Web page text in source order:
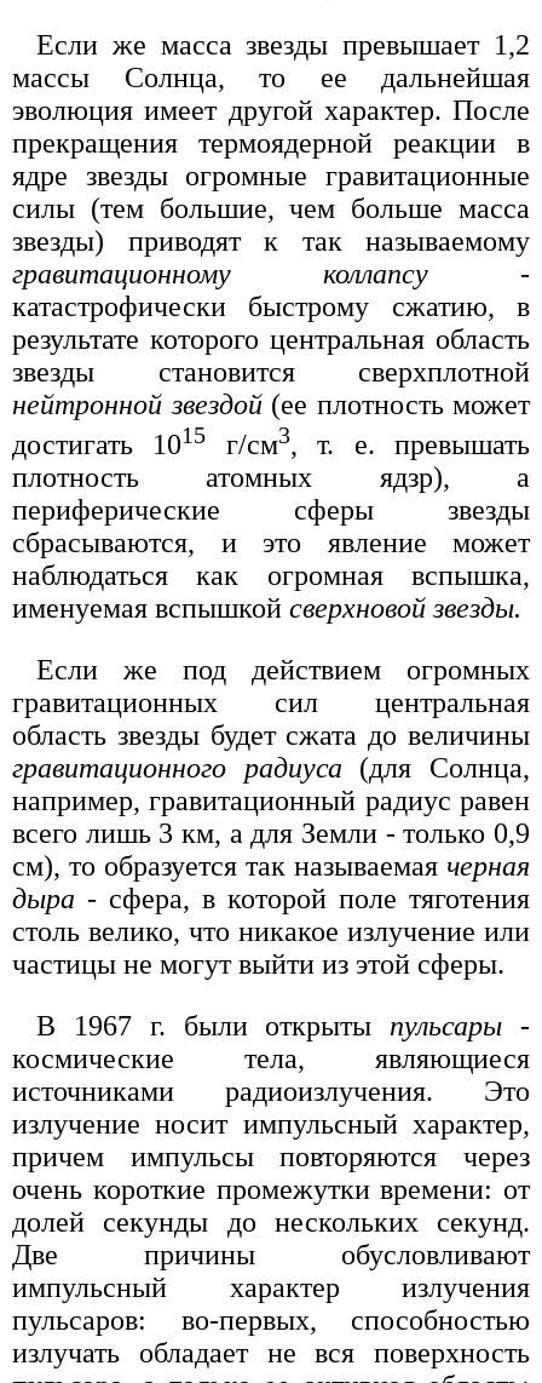
Если же масса звезды превышает 1,2
массы Солнца, то ее дальнейшая
эволюция имеет другой характер. После
прекращения термоядерной реакции в
ядре звезды огромные гравитационные
силы (тем большие, чем больше масса
звезды) приводят к так называемому
гравитационному коллапсу -
катастрофически быстрому сжатию, в
результате которого центральная область
звезды становится сверхплотной
нейтронной звездой (ее плотность может
достигать 1015 г/см3, т. е. превышать
плотность атомных ядзр), а
периферические сферы звезды
сбрасываются, и это явление может
наблюдаться как огромная вспышка,
именуемая вспышкой сверхновой звезды.
Если же под действием огромных
гравитационных сил центральная
область звезды будет сжата до величины
гравитационного радиуса (для Солнца,
например, гравитационный радиус равен
всего лишь 3 км, а для Земли - только 0,9
см), то образуется так называемая черная
дыра - сфера, в которой поле тяготения
столь велико, что никакое излучение или
частицы не могут выйти из этой сферы.
В 1967 г. были открыты пульсары -
космические тела, являющиеся
источниками радиоизлучения. Это
излучение носит импульсный характер,
причем импульсы повторяются через
очень короткие промежутки времени: от
долей секунды до нескольких секунд.
Две причины обусловливают
импульсный характер излучения
пульсаров: во-первых, способностью
излучать обладает не вся поверхность